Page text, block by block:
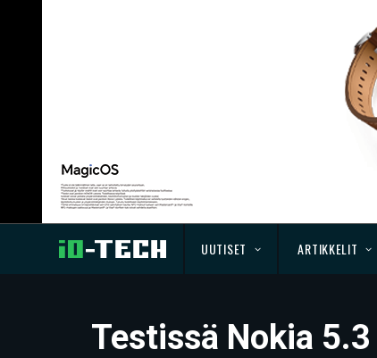
UUTISET ARTIKKELIT
Testissä Nokia 5.3